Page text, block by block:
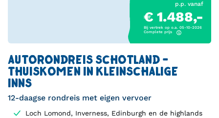
Bij vertrek op o.a. 05-10-2026
Complete prijs
p.p. vanaf
€ 1.488,-
AUTORONDREIS SCHOTLAND -
THUISKOMEN IN KLEINSCHALIGE
INNS
12-daagse rondreis met eigen vervoer
Loch Lomond, Inverness, Edinburgh en de highlands